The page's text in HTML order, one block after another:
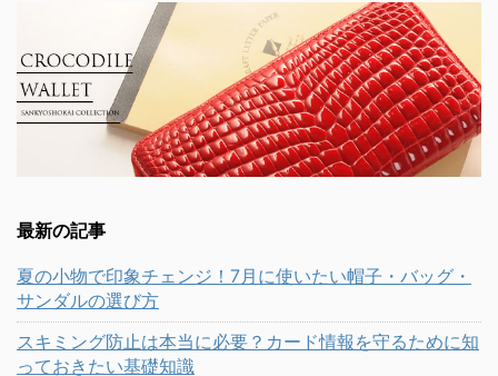
最新の記事
夏の小物で印象チェンジ！7月に使いたい帽子・バッグ・
サンダルの選び方
スキミング防止は本当に必要？カード情報を守るために知
っておきたい基礎知識